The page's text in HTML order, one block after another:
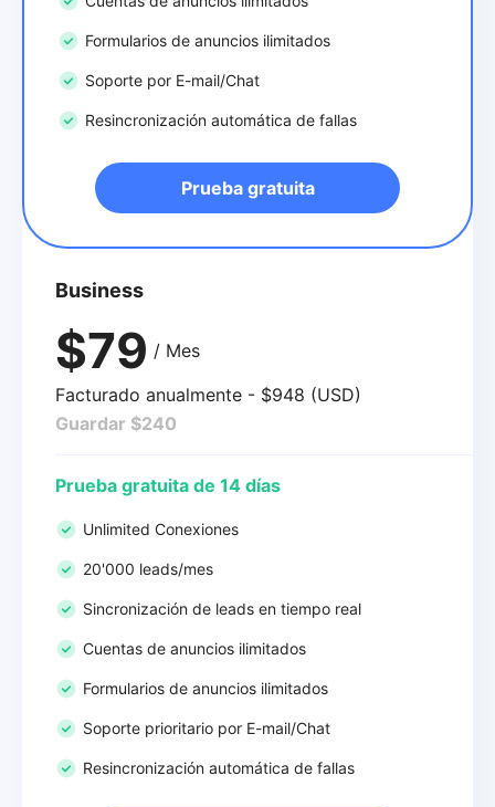
Formularios de anuncios ilimitados
Soporte por E-mail/Chat
Resincronización automática de fallas
Prueba gratuita
Business
$79 / Mes
Facturado anualmente - $948 (USD)
Guardar $240
Prueba gratuita de 14 días
Unlimited Conexiones
20'000 leads/mes
Sincronización de leads en tiempo real
Cuentas de anuncios ilimitados
Formularios de anuncios ilimitados
Soporte prioritario por E-mail/Chat
Resincronización automática de fallas